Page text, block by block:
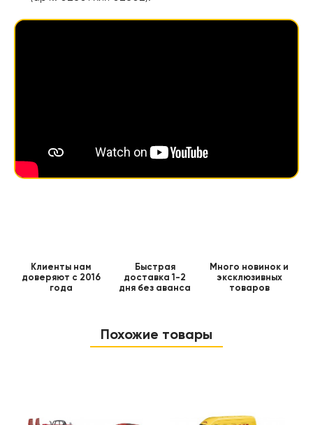
Клиенты нам
доверяют с 2016
года
Быстрая
доставка 1-2
дня без аванса
Много новинок и
эксклюзивных
товаров
Похожие товары